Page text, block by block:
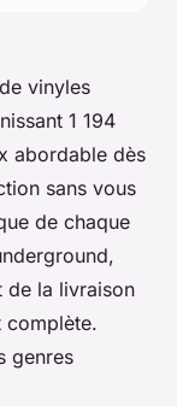
vinyles
1 194
abordable dès
sans vous
de chaque
de la livraison
complète.
genres